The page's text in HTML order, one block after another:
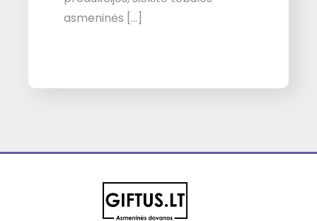
asmeninės […]